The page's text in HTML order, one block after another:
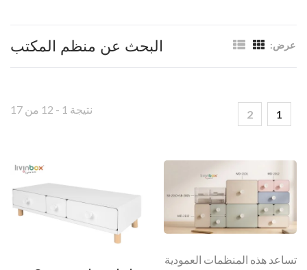
البحث عن منظم المكتب عرض:
نتيجة 1 - 12 من 17 1
2
تساعد هذه المنظمات العمودية